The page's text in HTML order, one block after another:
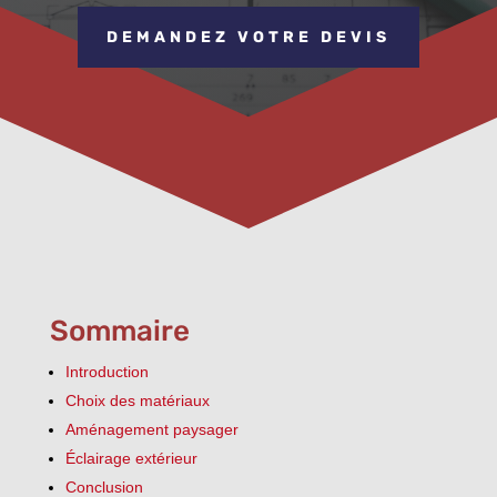
DEMANDEZ VOTRE DEVIS
Sommaire
Introduction
Choix des matériaux
Aménagement paysager
Éclairage extérieur
Conclusion